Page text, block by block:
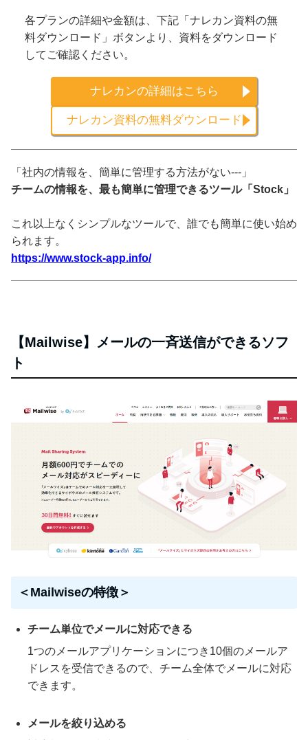
各プランの詳細や金額は、下記「ナレカン資料の無
料ダウンロード」ボタンより、資料をダウンロード
してご確認ください。
ナレカンの詳細はこちら
ナレカン資料の無料ダウンロード
「社内の情報を、簡単に管理する方法がない---」
チームの情報を、最も簡単に管理できるツール「Stock」
これ以上なくシンプルなツールで、誰でも簡単に使い始め
られます。
https://www.stock-app.info/
【Mailwise】メールの一斉送信ができるソフ
ト
＜Mailwiseの特徴＞
チーム単位でメールに対応できる
1つのメールアプリケーションにつき10個のメールア
ドレスを受信できるので、チーム全体でメールに対応
できます。
メールを絞り込める